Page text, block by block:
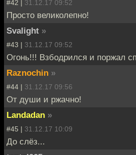
#42 | 31.12.17 09:52
Просто великолепно!
Svalight »
#43 | 31.12.17 09:52
Огонь!!! Взбодрился и поржал
Raznochin »
#44 | 31.12.17 09:56
От души и ржачно!
Landadan »
#45 | 31.12.17 10:09
До слёз...